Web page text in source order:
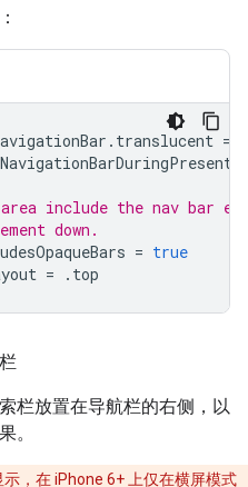
. translucent =
include the nav bar
down.
= true
= . top
栏放置在导航栏的右侧，以
。
，在 iPhone 6+ 上仅在横屏模式